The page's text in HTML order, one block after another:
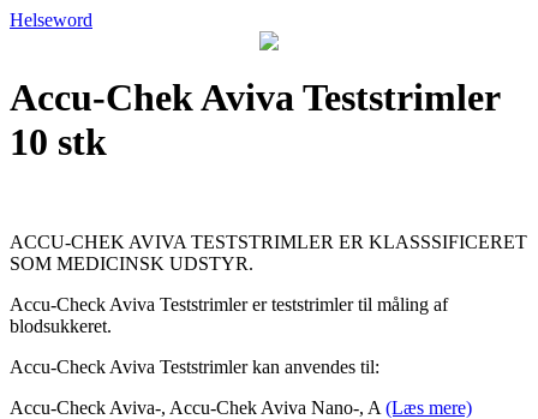
Helseword
Accu-Chek Aviva Teststrimler
10 stk
ACCU-CHEK AVIVA TESTSTRIMLER ER KLASSSIFICERET
SOM MEDICINSK UDSTYR.
Accu-Check Aviva Teststrimler er teststrimler til måling af
blodsukkeret.
Accu-Check Aviva Teststrimler kan anvendes til:
Accu-Check Aviva-, Accu-Chek Aviva Nano-, A (Læs mere)